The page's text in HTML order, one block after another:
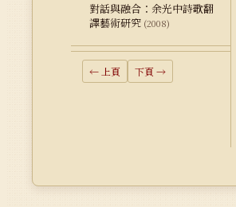
對話與融合：余光中詩歌翻
譯藝術研究 (2008)
← 上頁 下頁 →